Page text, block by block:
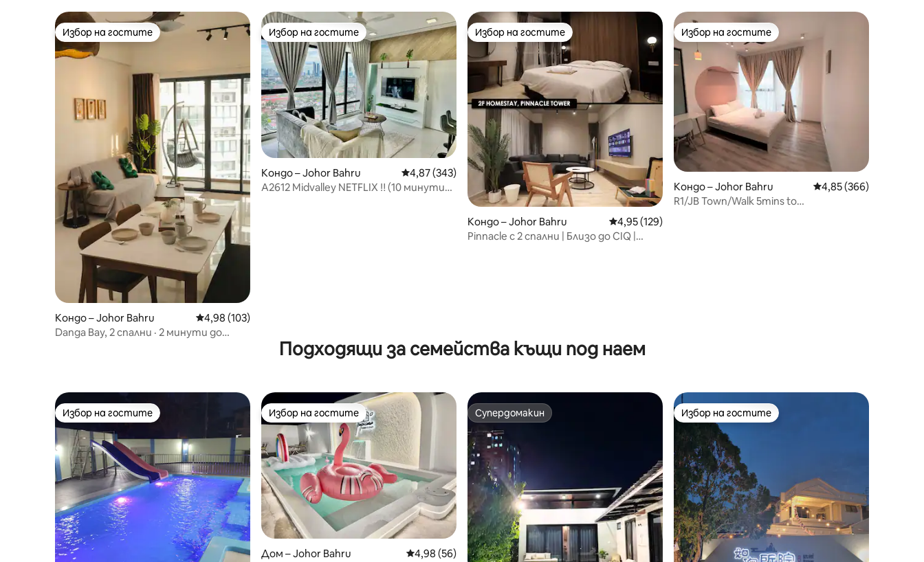
Избор на гостите
Избор на гостите
Кондо – Johor Bahru Средна оценка: 4,98 от 5, 103 отзива
4,98 (103)
Danga Bay, 2 спални · 2 минути до
Избор на гостите
Избор на гостите
Кондо – Johor Bahru Средна оценка: 4,87 от 5, 343 отзива
4,87 (343)
A2612 Midvalley NETFLIX ‼️ (10 минути
Избор на гостите
Избор на гостите
Кондо – Johor Bahru Средна оценка: 4,95 от 5, 129 отзива
4,95 (129)
Pinnacle с 2 спални | Близо до CIQ |
Избор на гостите
Избор на гостите
Кондо – Johor Bahru Средна оценка: 4,85
4,85 (366)
R1/JB Town/Walk 5mins to
Подходящи за семейства къщи под наем
Избор на гостите
Избор на гостите Избор на гостите
Избор на гостите
Дом – Johor Bahru Средна оценка: 4,98 от 5, 56 отзива
4,98 (56)
Супердомакин
Супердомакин Избор на гостите
Избор на гостите